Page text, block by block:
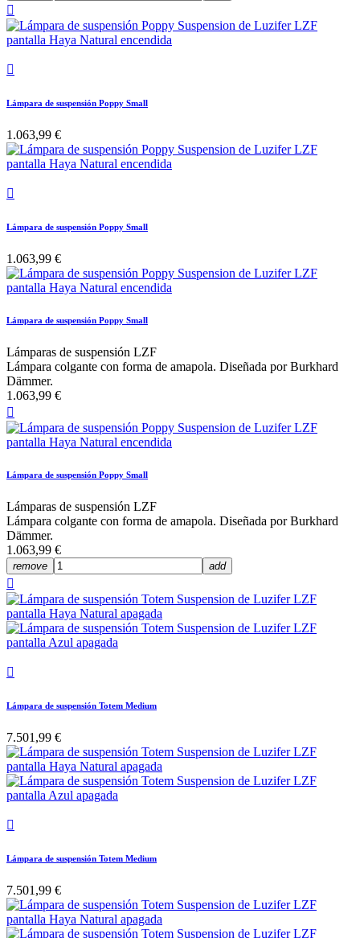


Lámpara de suspensión Poppy Small
1.063,99 €

Lámpara de suspensión Poppy Small
1.063,99 €
Lámpara de suspensión Poppy Small
Lámparas de suspensión LZF
Lámpara colgante con forma de amapola. Diseñada por Burkhard
Dämmer.
1.063,99 €

Lámpara de suspensión Poppy Small
Lámparas de suspensión LZF
Lámpara colgante con forma de amapola. Diseñada por Burkhard
Dämmer.
1.063,99 €
remove add


Lámpara de suspensión Totem Medium
7.501,99 €

Lámpara de suspensión Totem Medium
7.501,99 €